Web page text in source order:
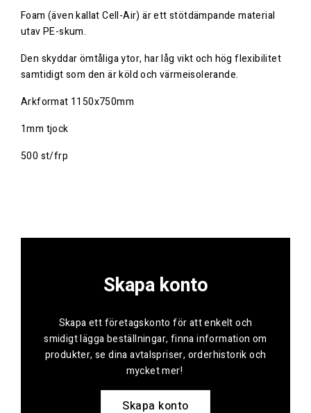
Foam (även kallat Cell-Air) är ett stötdämpande material
utav PE-skum.
Den skyddar ömtåliga ytor, har låg vikt och hög flexibilitet
samtidigt som den är köld och värmeisolerande.
Arkformat 1150x750mm
1mm tjock
500 st/frp
Skapa konto
Skapa ett företagskonto för att enkelt och
smidigt lägga beställningar, finna information om
produkter, se dina avtalspriser, orderhistorik och
mycket mer!
Skapa konto